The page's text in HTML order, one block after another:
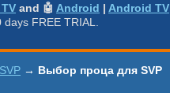
and 🤖 Android | Android TV
days FREE TRIAL.
→ Выбор проца для SVP